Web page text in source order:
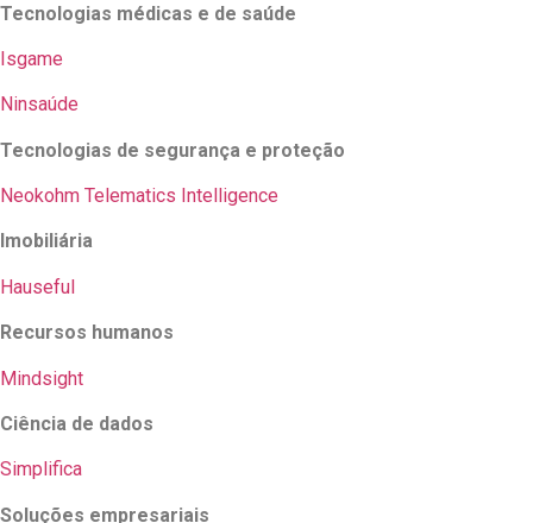
Tecnologias médicas e de saúde
Isgame
Ninsaúde
Tecnologias de segurança e proteção
Neokohm Telematics Intelligence
Imobiliária
Hauseful
Recursos humanos
Mindsight
Ciência de dados
Simplifica
Soluções empresariais